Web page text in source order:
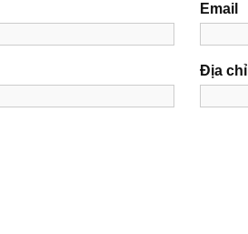
Email
Địa chỉ